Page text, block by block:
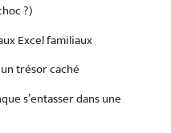
?)
Excel familiaux
trésor caché
s’entasser dans une